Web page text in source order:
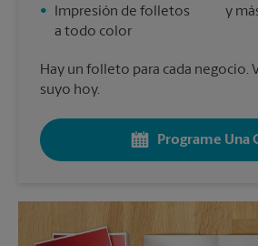
•
Impresión de folletos
a todo color
y
Hay un folleto para cada negocio.
suyo hoy.
Programe Una